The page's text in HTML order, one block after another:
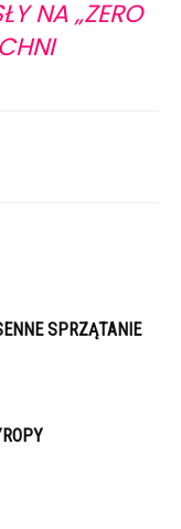
NA „ZERO
SPRZĄTANIE